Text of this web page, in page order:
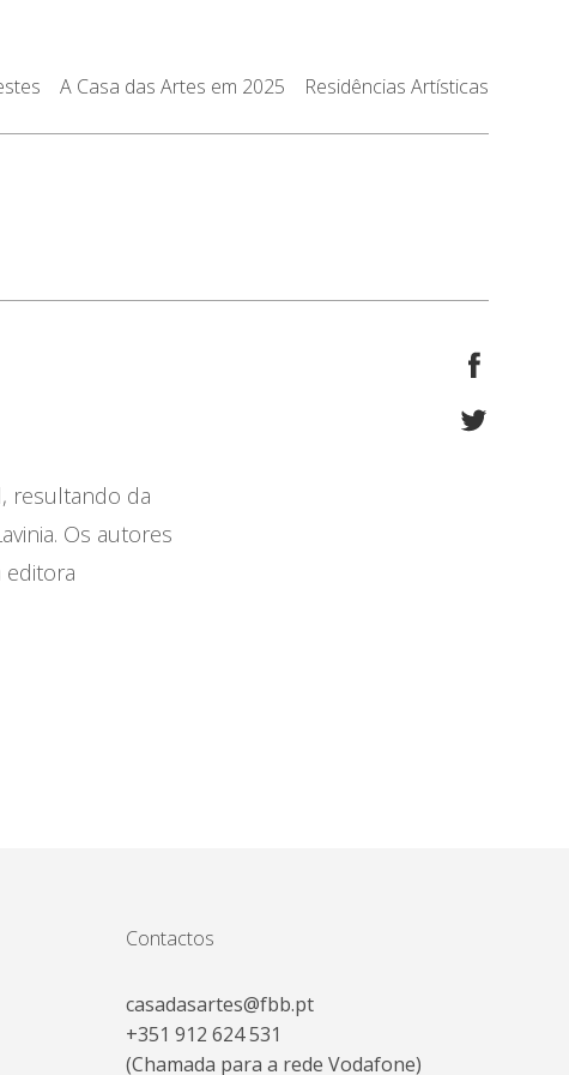
A Casa das Artes em 2025 Residências Artísticas
resultando da
Os autores
editora
Contactos
casadasartes@fbb.pt
+351 912 624 531
(Chamada para a rede Vodafone)